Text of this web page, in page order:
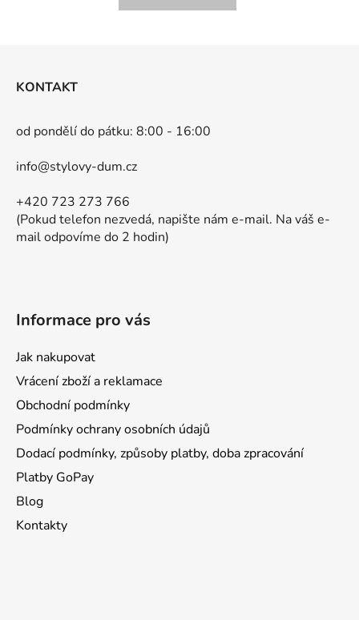
KONTAKT
od pondělí do pátku: 8:00 - 16:00
info@stylovy-dum.cz
+420 723 273 766
(Pokud telefon nezvedá, napište nám e-mail. Na váš e-
mail odpovíme do 2 hodin)
Informace pro vás
Jak nakupovat
Vrácení zboží a reklamace
Obchodní podmínky
Podmínky ochrany osobních údajů
Dodací podmínky, způsoby platby, doba zpracování
Platby GoPay
Blog
Kontakty